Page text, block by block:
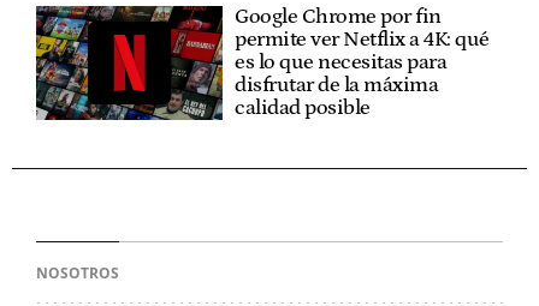
Google Chrome por fin
permite ver Netflix a 4K: qué
es lo que necesitas para
disfrutar de la máxima
calidad posible
NOSOTROS